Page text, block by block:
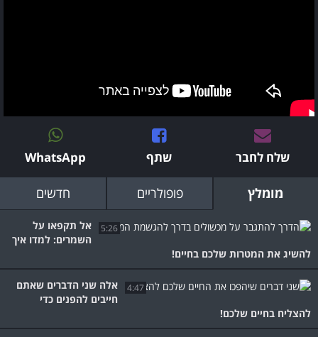
שלח לחבר שתף WhatsApp
מומלץ פופולריים חדשים
5:26
אל תקפאו על
השמרים: למדו איך
להשיג את המטרות שלכם בחיים!
4:47
אלה שני הדברים שאתם
חייבים להפנים כדי
להצליח בחיים שלכם!